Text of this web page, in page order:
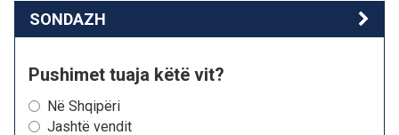
SONDAZH
Pushimet tuaja këtë vit?
Në Shqipëri
Jashtë vendit